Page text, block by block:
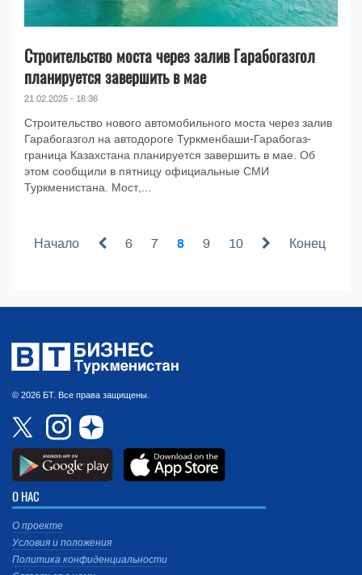
Строительство моста через залив Гарабогазгол
планируется завершить в мае
21.02.2025 - 16:36
Строительство нового автомобильного моста через залив
Гарабогазгол на автодороге Туркменбаши-Гарабогаз-
граница Казахстана планируется завершить в мае. Об
этом сообщили в пятницу официальные СМИ
Туркменистана. Мост,...
Начало 6 7 8 9 10 Конец
© 2026 БТ. Все права защищены.
О НАС
О проекте
Условия и положения
Политика конфиденциальности